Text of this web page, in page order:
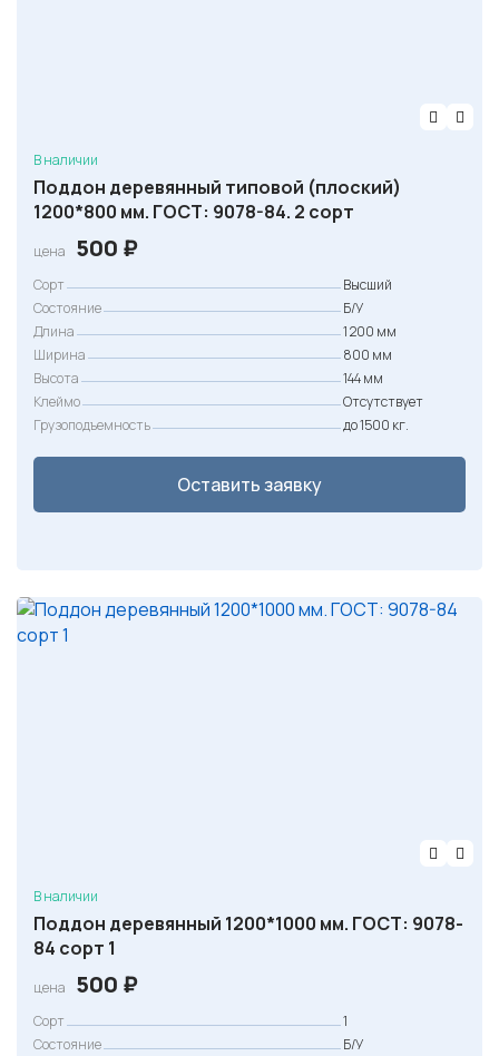
в
л
я
а
5
0
0
₽
В наличии
Поддон деревянный типовой (плоский)
1200*800 мм. ГОСТ: 9078-84. 2 сорт
цена 500 ₽
Сорт
Высший
Состояние
Б/У
Длина
1 200 мм
Ширина
800 мм
Высота
144 мм
Клеймо
Отсутствует
Грузоподъемность
до 1500 кг.
Оставить заявку
В наличии
Поддон деревянный 1200*1000 мм. ГОСТ: 9078-
84 сорт 1
цена 500 ₽
Сорт
1
Состояние
Б/У